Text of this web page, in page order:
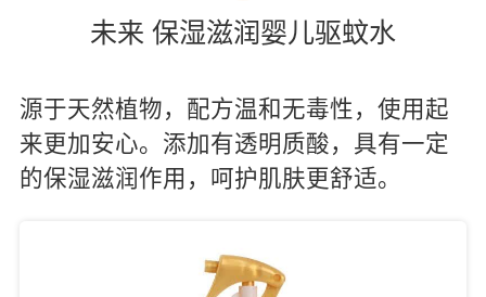
未来 保湿滋润婴儿驱蚊水
源于天然植物，配方温和无毒性，使用起
来更加安心。添加有透明质酸，具有一定
的保湿滋润作用，呵护肌肤更舒适。